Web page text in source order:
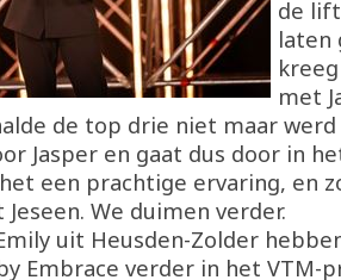
de
laten
met
de top drie niet maar
Jasper en gaat dus door in
een prachtige ervaring, en
We duimen verder.
uit Heusden-Zolder
Embrace verder in het VTM-